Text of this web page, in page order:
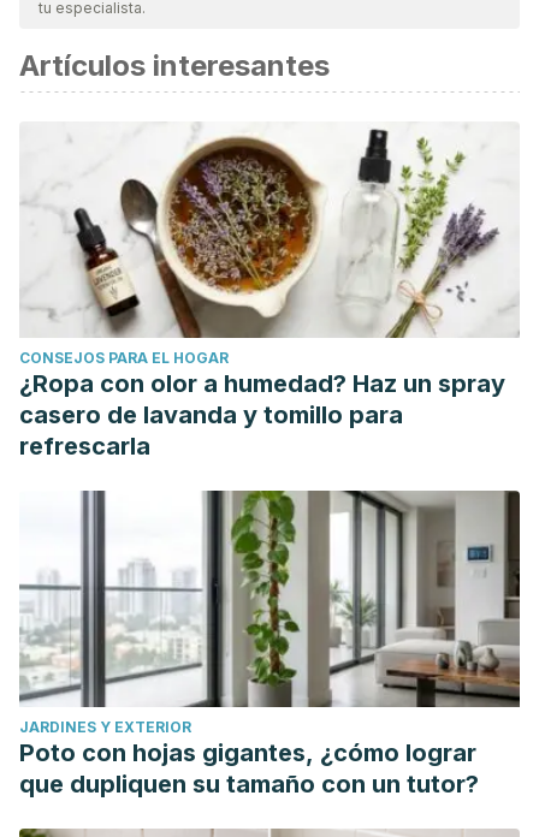
científica.
Kim J.H, et al. Comparative assessment of compositional
components, antioxidant effects, and lignan extractions
from Korean white and black sesame (
Sesamum indicum
seeds for different crop years. Journal of Functional
Foods. Marzo 2014. 7:495-505.
Rodríguez-García C, et al. Naturally Lignan-Rich Foods: A
Dietary Tool for Health Promotion?.
Molecules. Marzo 2019.
24(5):917.
Wan Y, et al. The relationship of antioxidant components
and antioxidant activity of sesame seed oil. Journal of the
science of food and agriculture. Octubre 2015. 95(13):2571-
Wichitsranoi J, et al. Antihypertensive and antioxidant
effects of dietary black sesame meal in pre-hypertensive
humans. Nutrition Journal. Agosto 2011. 10:82.
Wu MS, et al. Anti-Inflammatory and Anticancer Properties
of Bioactive Compounds fromSesamum indicumL.-A
Review.Molecules. Diciembre 2019. 24(24):4426.
Salamanca-Fernández, Elena, Miguel Rodríguez-Barranco,
and M. Sánchez. "La dieta como causa del cáncer:
principales aportaciones científicas del Estudio
tu especialista.
Artículos interesantes
CONSEJOS PARA EL HOGAR
¿Ropa con olor a humedad? Haz un spray
casero de lavanda y tomillo para
refrescarla
JARDINES Y EXTERIOR
Poto con hojas gigantes, ¿cómo lograr
que dupliquen su tamaño con un tutor?